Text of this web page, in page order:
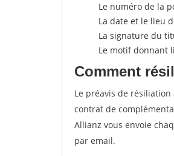
Le numéro de la
La date et le lieu
La signature du
Le motif donnant
Comment
Le préavis de
contrat de
Allianz vous envoie
par email.